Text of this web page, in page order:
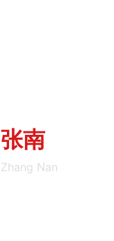
张南
Zhang Nan